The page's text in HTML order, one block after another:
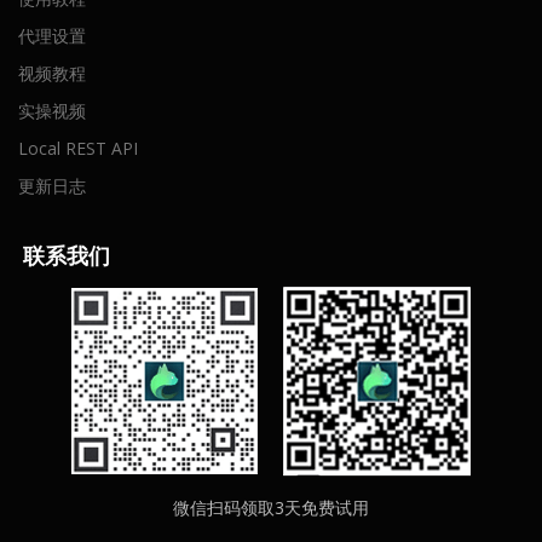
代理设置
视频教程
实操视频
Local REST API
更新日志
联系我们
微信扫码领取3天免费试用